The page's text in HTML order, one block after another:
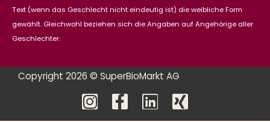
Text (wenn das Geschlecht nicht eindeutig ist) die weibliche Form
gewählt. Gleichwohl beziehen sich die Angaben auf Angehörige aller
Geschlechter.
Copyright 2026 © SuperBioMarkt AG